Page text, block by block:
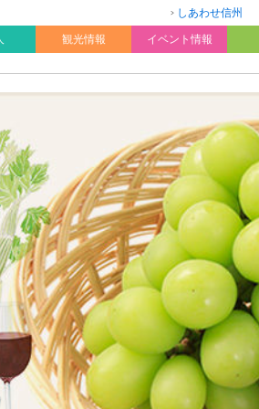
しあわせ信州
観光情報 イベント情報